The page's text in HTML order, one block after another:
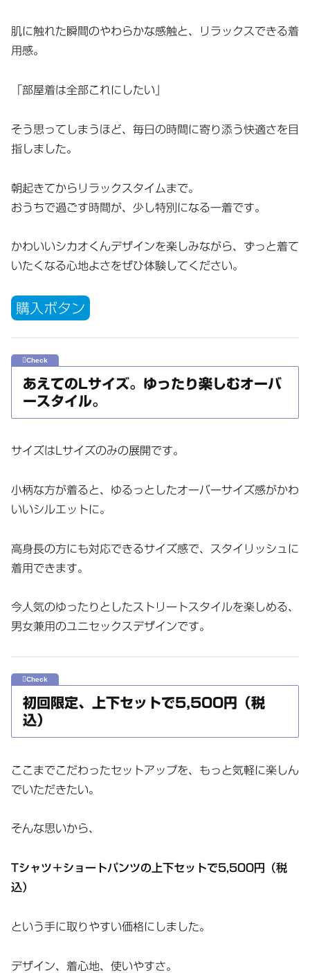
肌に触れた瞬間のやわらかな感触と、リラックスできる着
用感。
「部屋着は全部これにしたい」
そう思ってしまうほど、毎日の時間に寄り添う快適さを目
指しました。
朝起きてからリラックスタイムまで。
おうちで過ごす時間が、少し特別になる一着です。
かわいいシカオくんデザインを楽しみながら、ずっと着て
いたくなる心地よさをぜひ体験してください。
購入ボタン
あえてのLサイズ。ゆったり楽しむオーバ
ースタイル。
サイズはLサイズのみの展開です。
小柄な方が着ると、ゆるっとしたオーバーサイズ感がかわ
いいシルエットに。
高身長の方にも対応できるサイズ感で、スタイリッシュに
着用できます。
今人気のゆったりとしたストリートスタイルを楽しめる、
男女兼用のユニセックスデザインです。
初回限定、上下セットで5,500円（税
込）
ここまでこだわったセットアップを、もっと気軽に楽しん
でいただきたい。
そんな思いから、
Tシャツ＋ショートパンツの上下セットで5,500円（税
込）
という手に取りやすい価格にしました。
デザイン、着心地、使いやすさ。